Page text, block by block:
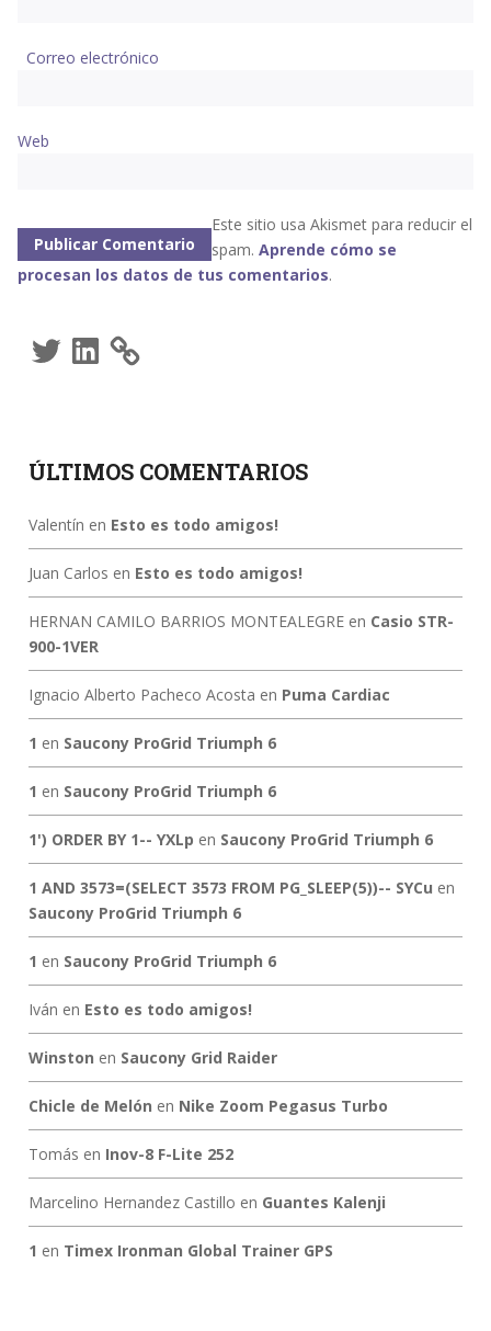
Correo electrónico
Web
Este sitio usa Akismet para reducir el
spam. Aprende cómo se
procesan los datos de tus comentarios.
TwitterLinkedIn
ÚLTIMOS COMENTARIOS
Valentín en Esto es todo amigos!
Juan Carlos en Esto es todo amigos!
HERNAN CAMILO BARRIOS MONTEALEGREen Casio STR-
900-1VER
Ignacio Alberto Pacheco Acosta en Puma Cardiac
1 en Saucony ProGrid Triumph 6
1 en Saucony ProGrid Triumph 6
1') ORDER BY 1-- YXLp en Saucony ProGrid Triumph 6
1 AND 3573=(SELECT 3573 FROM PG_SLEEP(5))-- SYCu en
Saucony ProGrid Triumph 6
1 en Saucony ProGrid Triumph 6
Iván en Esto es todo amigos!
Winston en Saucony Grid Raider
Chicle de Melón en Nike Zoom Pegasus Turbo
Tomás en Inov-8 F-Lite 252
Marcelino Hernandez Castillo en Guantes Kalenji
1 en Timex Ironman Global Trainer GPS